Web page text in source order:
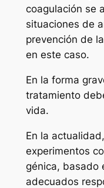
coagulación se
situaciones de
prevención de
en este caso.
En la forma
tratamiento
vida.
En la
experimentos
génica, basado
adecuados